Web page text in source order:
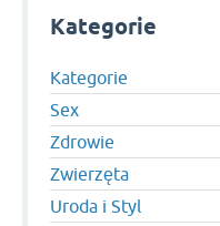
Kategorie
Kategorie
Sex
Zdrowie
Zwierzęta
Uroda i Styl